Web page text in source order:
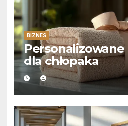
BIZNES
dla chłopaka